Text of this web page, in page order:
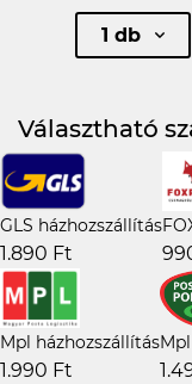
1 db
Választható
GLS házhozszállítás
1.890 Ft
Mpl házhozszállítás
1.990 Ft